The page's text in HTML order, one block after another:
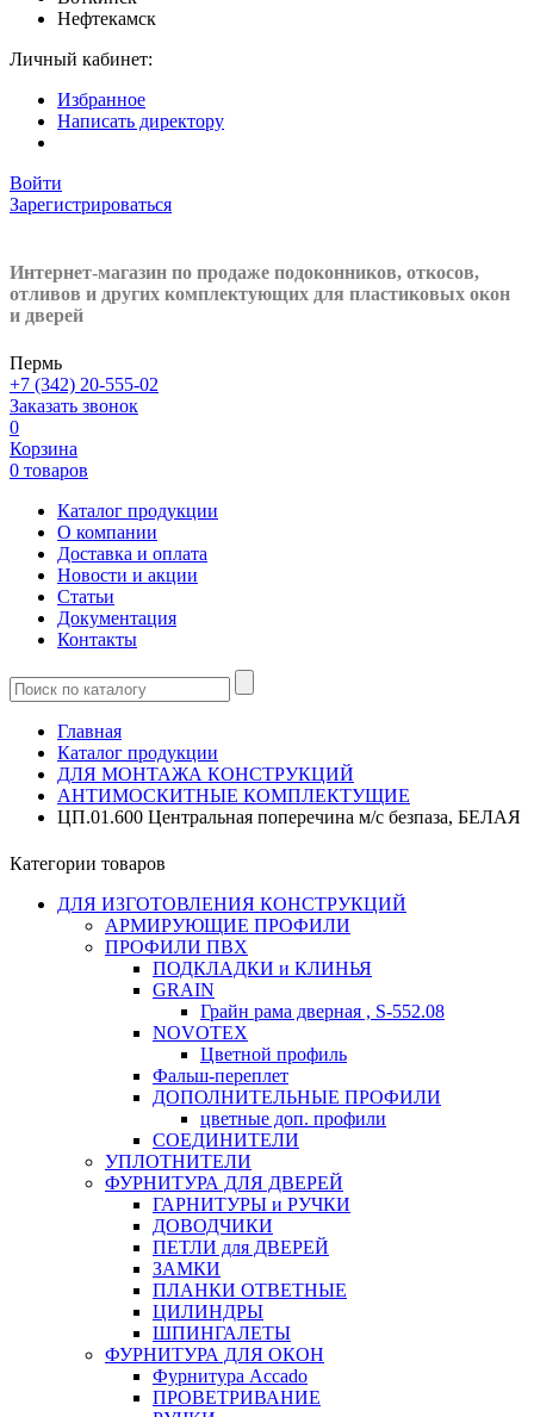
Нефтекамск
Личный кабинет:
Избранное
Написать директору
Войти
Зарегистрироваться
Интернет-магазин по продаже подоконников, откосов,
отливов и других комплектующих для пластиковых окон
и дверей
Пермь
+7 (342) 20-555-02
Заказать звонок
0
Корзина
0 товаров
Каталог продукции
О компании
Доставка и оплата
Новости и акции
Статьи
Документация
Контакты
Главная
Каталог продукции
ДЛЯ МОНТАЖА КОНСТРУКЦИЙ
АНТИМОСКИТНЫЕ КОМПЛЕКТУЩИЕ
ЦП.01.600 Центральная поперечина м/с безпаза, БЕЛАЯ
Категории товаров
ДЛЯ ИЗГОТОВЛЕНИЯ КОНСТРУКЦИЙ
АРМИРУЮЩИЕ ПРОФИЛИ
ПРОФИЛИ ПВХ
ПОДКЛАДКИ и КЛИНЬЯ
GRAIN
Грайн рама дверная , S-552.08
NOVOTEX
Цветной профиль
Фальш-переплет
ДОПОЛНИТЕЛЬНЫЕ ПРОФИЛИ
цветные доп. профили
СОЕДИНИТЕЛИ
УПЛОТНИТЕЛИ
ФУРНИТУРА ДЛЯ ДВЕРЕЙ
ГАРНИТУРЫ и РУЧКИ
ДОВОДЧИКИ
ПЕТЛИ для ДВЕРЕЙ
ЗАМКИ
ПЛАНКИ ОТВЕТНЫЕ
ЦИЛИНДРЫ
ШПИНГАЛЕТЫ
ФУРНИТУРА ДЛЯ ОКОН
Фурнитура Accado
ПРОВЕТРИВАНИЕ